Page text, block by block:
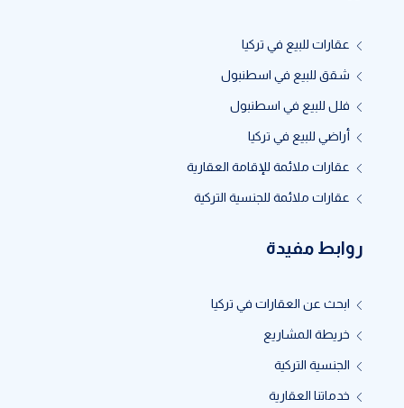
عقارات للبيع في تركيا
شقق للبيع في اسطنبول
فلل للبيع في اسطنبول
أراضي للبيع في تركيا
عقارات ملائمة للإقامة العقارية
عقارات ملائمة للجنسية التركية
روابط مفيدة
ابحث عن العقارات في تركيا
خريطة المشاريع
الجنسية التركية
خدماتنا العقارية